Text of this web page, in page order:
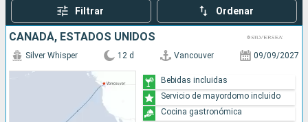
Filtrar Ordenar
CANADÁ, ESTADOS UNIDOS
Silver Whisper 12 d Vancouver 09/09/2027
Bebidas incluidas
Servicio de mayordomo incluido
Cocina gastronómica